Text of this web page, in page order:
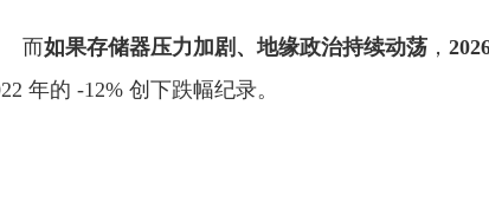
而如果存储器压力加剧、地缘政治持续动荡 ，
年的 -12% 创下跌幅纪录。